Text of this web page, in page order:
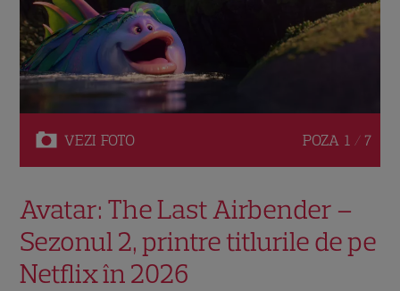
VEZI FOTO POZA 1 / 7
Avatar: The Last Airbender –
Sezonul 2, printre titlurile de pe
Netflix în 2026